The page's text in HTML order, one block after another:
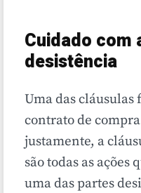
Cuidado com
desistência
Uma das
contrato de
justamente, a
são todas as
uma das partes